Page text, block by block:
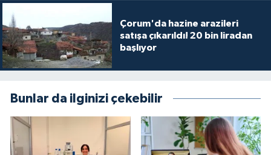
Çorum'da hazine arazileri
satışa çıkarıldı! 20 bin liradan
başlıyor
Bunlar da ilginizi çekebilir